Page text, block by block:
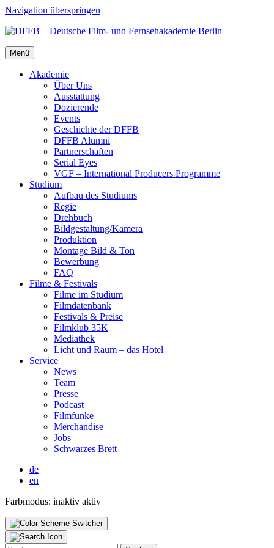
Navigation überspringen
Menü
Aka­de­mie
Über Uns
Aus­stat­tung
Dozie­ren­de
Events
Geschich­te der DFFB
DFFB Alum­ni
Part­ner­schaf­ten
Seri­al Eyes
VGF – Inter­na­tio­nal Pro­du­cers Pro­gram­me
Stu­di­um
Auf­bau des Stu­di­ums
Regie
Dreh­buch
Bildgestaltung/​​Kamera
Pro­duk­ti­on
Mon­ta­ge Bild & Ton
Bewer­bung
FAQ
Fil­me & Fes­ti­vals
Fil­me im Stu­di­um
Film­da­ten­bank
Fes­ti­vals & Prei­se
Film­klub 35K
Media­thek
Licht und Raum – das Hotel
Ser­vice
News
Team
Pres­se
Pod­cast
Film­fun­ke
Mer­chan­di­se
Jobs
Schwar­zes Brett
de
en
Farbmodus: inaktiv aktiv